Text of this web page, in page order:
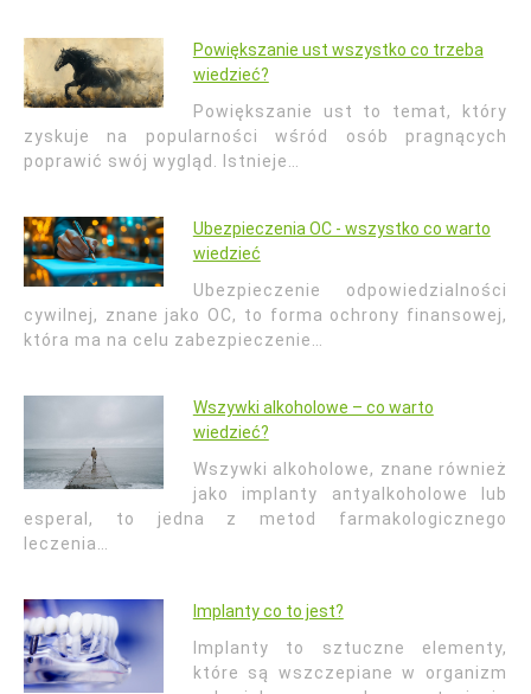
Powiększanie ust wszystko co trzeba
wiedzieć?
Powiększanie ust to temat, który
zyskuje na popularności wśród osób pragnących
poprawić swój wygląd. Istnieje…
Ubezpieczenia OC - wszystko co warto
wiedzieć
Ubezpieczenie odpowiedzialności
cywilnej, znane jako OC, to forma ochrony finansowej,
która ma na celu zabezpieczenie…
Wszywki alkoholowe – co warto
wiedzieć?
Wszywki alkoholowe, znane również
jako implanty antyalkoholowe lub
esperal, to jedna z metod farmakologicznego
leczenia…
Implanty co to jest?
Implanty to sztuczne elementy,
które są wszczepiane w organizm